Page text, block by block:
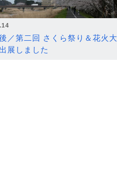
／第二回 さくら祭り＆花火大
展しました